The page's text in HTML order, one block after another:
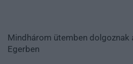
Mindhárom ütemben dolgoznak
Egerben